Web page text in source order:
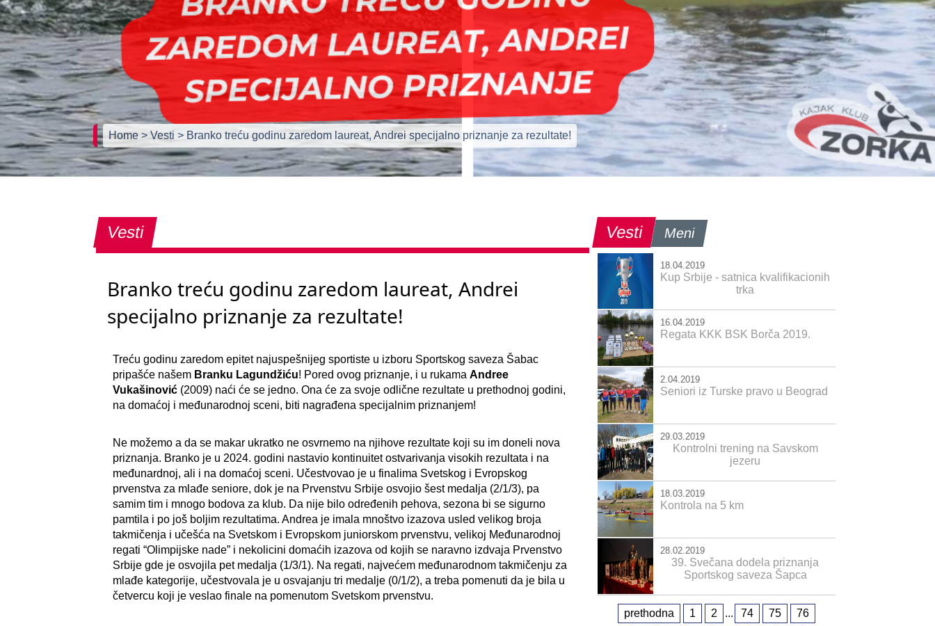
Home> Vesti> Branko treću godinu zaredom laureat, Andrei specijalno priznanje za rezultate!
Vesti
Branko treću godinu zaredom laureat, Andrei
specijalno priznanje za rezultate!
Treću godinu zaredom epitet najuspešnijeg sportiste u izboru Sportskog saveza Šabac
pripašće našem Branku Lagundžiću! Pored ovog priznanje, i u rukamaAndree
Vukašinović (2009) naći će se jedno. Ona će za svoje odlične rezultate u prethodnoj godini,
na domaćoj i međunarodnoj sceni, biti nagrađena specijalnim priznanjem!
Ne možemo a da se makar ukratko ne osvrnemo na njihove rezultate koji su im doneli nova
priznanja. Branko je u 2024. godini nastavio kontinuitet ostvarivanja visokih rezultata i na
međunardnoj, ali i na domaćoj sceni. Učestvovao je u finalima Svetskog i Evropskog
prvenstva za mlađe seniore, dok je na Prvenstvu Srbije osvojio šest medalja (2/1/3), pa
samim tim i mnogo bodova za klub. Da nije bilo određenih pehova, sezona bi se sigurno
pamtila i po još boljim rezultatima. Andrea je imala mnoštvo izazova usled velikog broja
takmičenja i učešća na Svetskom i Evropskom juniorskom prvenstvu, velikoj Međunarodnoj
regati “Olimpijske nade” i nekolicini domaćih izazova od kojih se naravno izdvaja Prvenstvo
Srbije gde je osvojila pet medalja (1/3/1). Na regati, najvećem međunarodnom takmičenju za
mlađe kategorije, učestvovala je u osvajanju tri medalje (0/1/2), a treba pomenuti da je bila u
četvercu koji je veslao finale na pomenutom Svetskom prvenstvu.
Vesti Meni
18.04.2019
Kup Srbije - satnica kvalifikacionih
trka
16.04.2019
Regata KKK BSK Borča 2019.
2.04.2019
Seniori iz Turske pravo u Beograd
29.03.2019
Kontrolni trening na Savskom
jezeru
18.03.2019
Kontrola na 5 km
28.02.2019
39. Svečana dodela priznanja
Sportskog saveza Šapca
prethodna 1 2 ... 74 75
76